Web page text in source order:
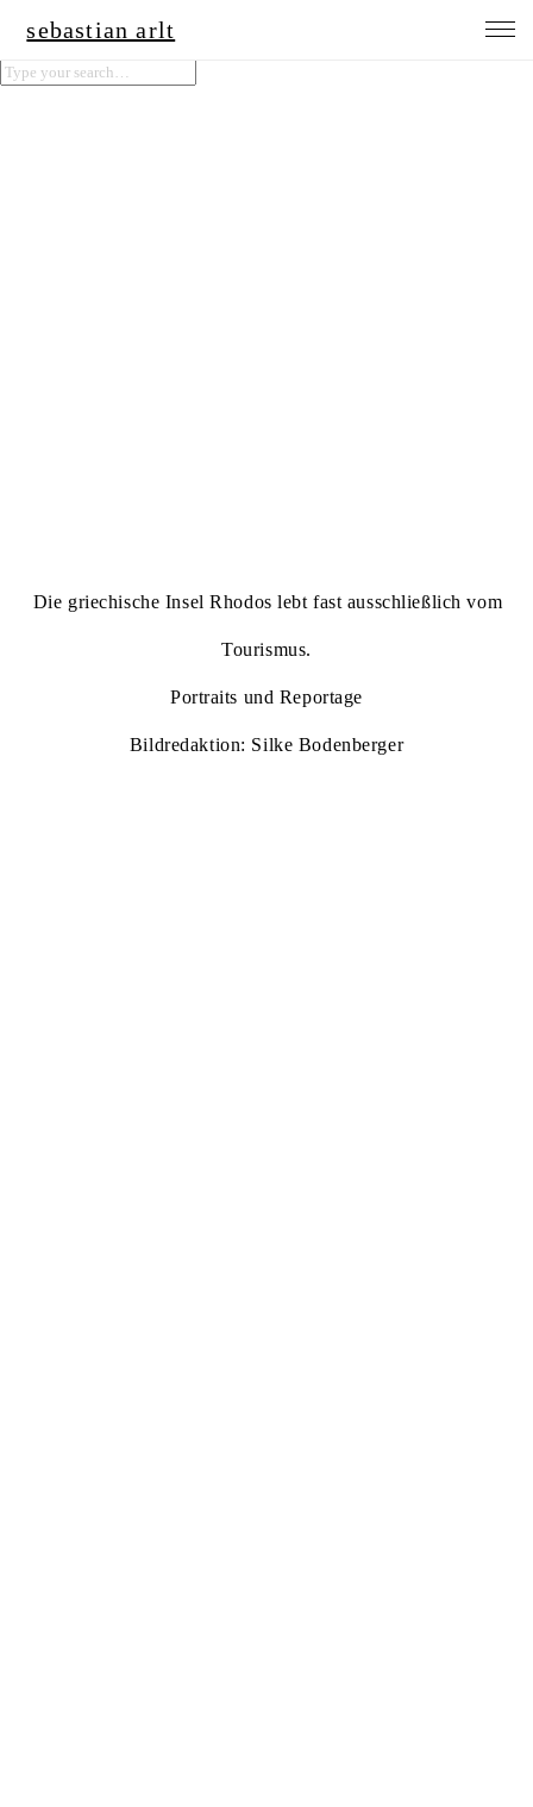
sebastian arlt
Die griechische Insel Rhodos lebt fast ausschließlich vom
Tourismus.
Portraits und Reportage
Bildredaktion: Silke Bodenberger